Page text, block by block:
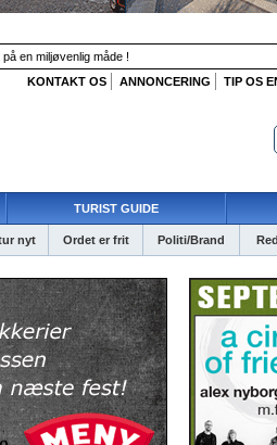
en miljøvenlig måde !
KONTAKT OS
ANNONCERING TIP OS
TURIST GUIDE
nyt Ordet er frit Politi/Brand